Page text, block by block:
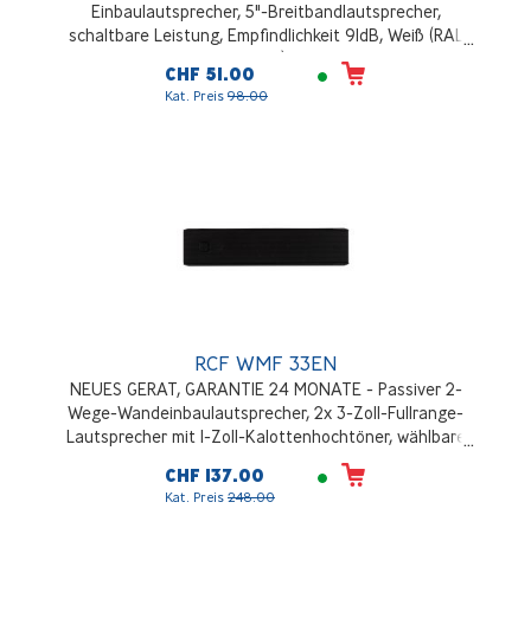
Einbaulautsprecher, 5"-Breitbandlautsprecher,
schaltbare Leistung, Empfindlichkeit 91dB, Weiß (RAL
9010)
CHF 51.00
Kat. Preis 98.00
RCF WMF 33EN
NEUES GERAT, GARANTIE 24 MONATE - Passiver 2-
Wege-Wandeinbaulautsprecher, 2x 3-Zoll-Fullrange-
Lautsprecher mit 1-Zoll-Kalottenhochtöner, wählbare
Leistung, Kennschalldruckpegel 88 DB, Schwarz
CHF 137.00
Kat. Preis 248.00